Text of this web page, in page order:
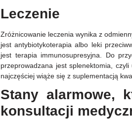
Leczenie
Zróżnicowanie leczenia wynika z
jest antybiotykoterapia albo leki
jest terapia immunosupresyjna. Do
przeprowadzana jest splenektomia,
najczęściej wiąże się z suplementacją
Stany alarmowe,
konsultacji